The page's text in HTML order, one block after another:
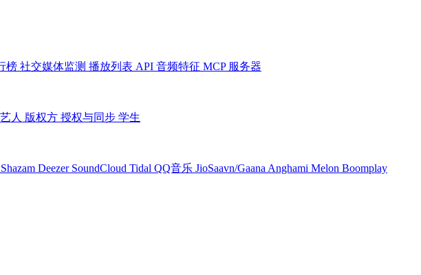
榜 社交媒体监测 播放列表 API 音频特征 MCP 服务器
艺人 版权方 授权与同步 学生
Shazam Deezer SoundCloud Tidal QQ音乐 JioSaavn/Gaana Anghami Melon Boomplay